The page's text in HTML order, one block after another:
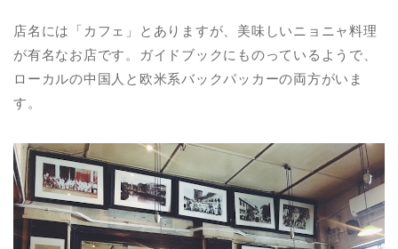
店名には「カフェ」とありますが、美味しいニョニャ料理
が有名なお店です。ガイドブックにものっているようで、
ローカルの中国人と欧米系バックパッカーの両方がいま
す。